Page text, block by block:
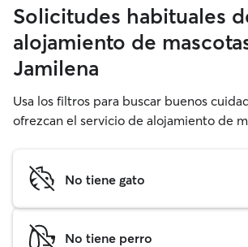
Solicitudes habituales
alojamiento de
Jamilena
Usa los filtros para buscar buenos
ofrezcan el servicio de alojamiento de
No tiene gato
No tiene perro